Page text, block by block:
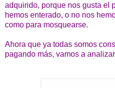
adquirido, porque nos gusta el
hemos enterado, o no nos
como para mosquearse.
Ahora que ya todas somos
pagando más, vamos a